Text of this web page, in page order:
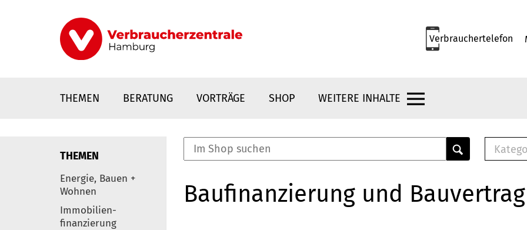
Verbrauchertelefon
THEMEN BERATUNG VORTRÄGE SHOP WEITERE INHALTE
Elemente
THEMEN
Energie, Bauen +
Wohnen
Immobilien-
finanzierung
E-
Baufinanzierung und Bauvertrag